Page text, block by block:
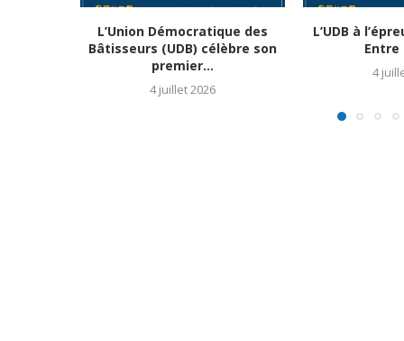
L’Union Démocratique des
Bâtisseurs (UDB) célèbre son
premier...
4 juillet 2026
L’UDB à
Entre
4